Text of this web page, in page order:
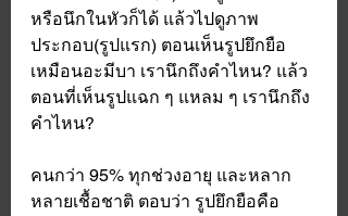
หรือนึกในหัวก็ได้ แล้วไปดูภาพ
ประกอบ(รูปแรก) ตอนเห็นรูปยึกยือ
เหมือนอะมีบา เรานึกถึงคำไหน? แล้ว
ตอนที่เห็นรูปแฉก ๆ แหลม ๆ เรานึกถึง
คำไหน?
คนกว่า 95% ทุกช่วงอายุ และหลาก
หลายเชื้อชาติ ตอบว่า รูปยึกยือคือ